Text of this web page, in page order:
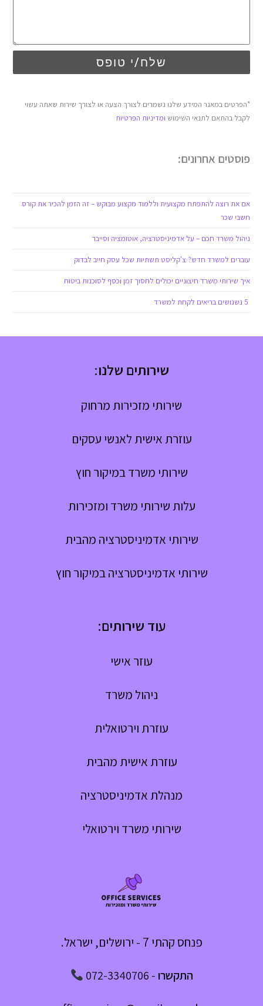
שלח/י טופס
*הפרטים במאגר המידע שלנו נשמרים לצורך הצעה או לצורך שירות שאתה עשוי
לקבל בהתאם לתנאי השימוש ומדיניות הפרטיות
פוסטים אחרונים:
אם את רוצה להתפתח מקצועית וללמוד מקצוע מבוקש – זה הזמן להכיר את קורס
חשבי שכר
ניהול משרד חכם – על אדמיניסטרציה, אוטומציה וסייבר
עוברים למשרד חדש? צ'קליסט תשתיות שכל עסק חייב לבדוק
איך שירותי משרד חיצוניים יכולים לחסוך זמן וכסף לסוכנות ביטוח
שירותים שלנו:
שירותי מזכירות מרחוק
עוזרת אישית לאנשי עסקים
שירותי משרד במיקור חוץ
עלות שירותי משרד ומזכירות
שירותי אדמיניסטרציה מהבית
שירותי אדמיניסטרציה במיקור חוץ
עוד שירותים:
עוזר אישי
ניהול משרד
עוזרת וירטואלית
עוזרת אישית מהבית
מנהלת אדמיניסטרציה
שירותי משרד וירטואלי
פנחס קהתי 7 - ירושלים, ישראל.
התקשרו-
072-3340706